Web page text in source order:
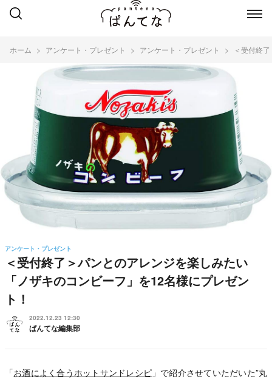
ホーム アンケート・プレゼント アンケート・プレゼント ＜受付終
アンケート・プレゼント
＜受付終了＞パンとのアレンジを楽しみたい
「ノザキのコンビーフ」を12名様にプレゼン
ト！
2022.12.23 12:30
ぱんてな編集部
「お酒によく合うホットサンドレシピ」で紹介させていただいた”丸